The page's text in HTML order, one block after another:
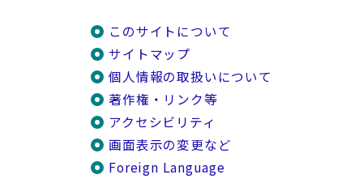
このサイトについて
サイトマップ
個人情報の取扱いについて
著作権・リンク等
アクセシビリティ
画面表示の変更など
Foreign Language